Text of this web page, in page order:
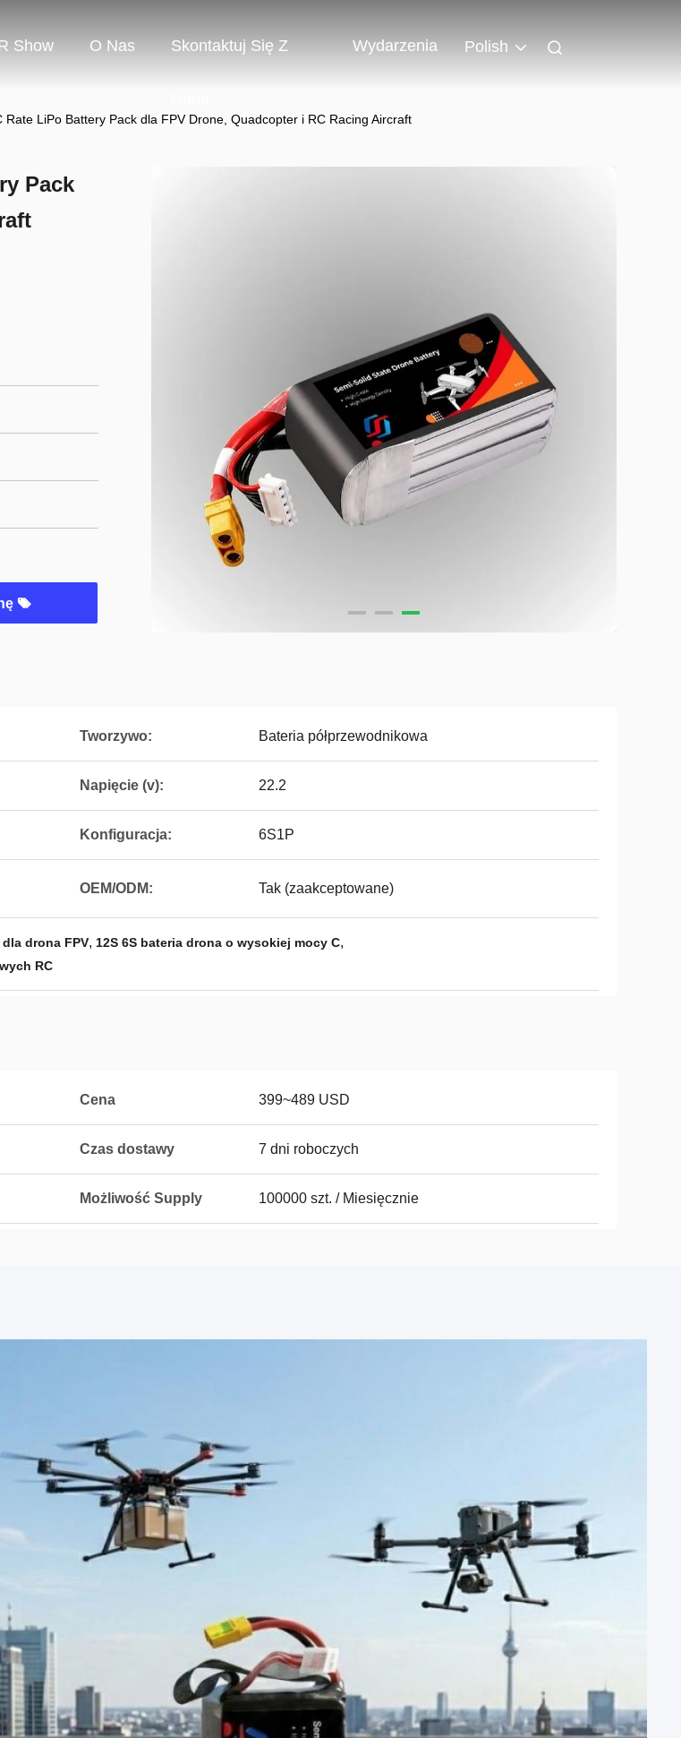
Show O Nas Skontaktuj Się Z Wydarzenia Polish
LiPo Battery Pack dla FPV Drone, Quadcopter i RC Racing Aircraft
Pack
Tworzywo: Bateria półprzewodnikowa
Napięcie (v): 22.2
Konfiguracja: 6S1P
OEM/ODM: Tak (zaakceptowane)
drona FPV, 12S 6S bateria drona o wysokiej mocy C,
RC
Cena 399~489 USD
Czas dostawy 7 dni roboczych
Możliwość Supply 100000 szt. / Miesięcznie